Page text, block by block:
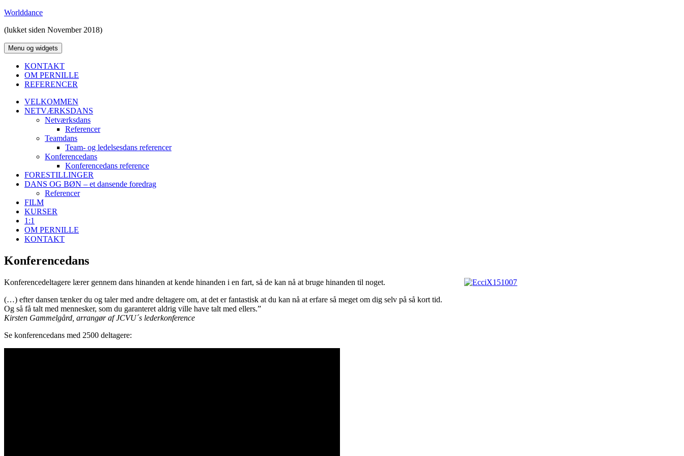
Hop
indhold
Worlddance
(lukket siden November 2018)
Menu og widgets
KONTAKT
OM PERNILLE
REFERENCER
VELKOMMEN
NETVÆRKSDANS
Netværksdans
Referencer
Teamdans
Team- og ledelsesdans referencer
Konferencedans
Konferencedans reference
FORESTILLINGER
DANS OG BØN – et dansende foredrag
Referencer
FILM
KURSER
1:1
OM PERNILLE
KONTAKT
Konferencedans
Konferencedeltagere lærer gennem dans hinanden at kende hinanden i en fart, så de kan nå at bruge hinanden til noget.
(…) efter dansen tænker du og taler med andre deltagere om, at det er fantastisk at du kan nå at erfare så meget om dig selv på så kort tid.
Og så få talt med mennesker, som du garanteret aldrig ville have talt med ellers.”
Kirsten Gammelgård, arrangør af JCVU´s lederkonference
Se konferencedans med 2500 deltagere: